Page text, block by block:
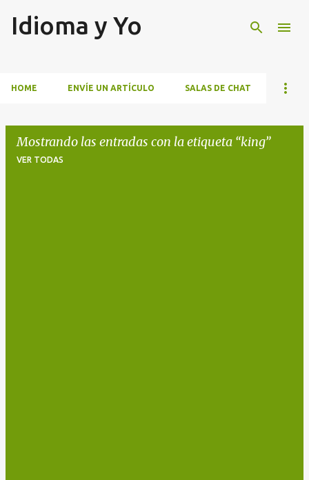
Idioma y Yo
HOME ENVÍE UN ARTÍCULO SALAS DE CHAT
Mostrando las entradas con la etiqueta king
VER TODAS